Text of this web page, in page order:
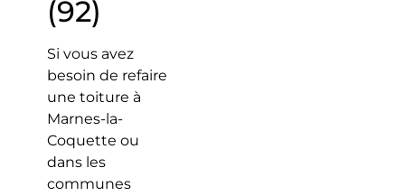
(92)
Si vous avez
besoin de refaire
une toiture à
Marnes-la-
Coquette ou
dans les
communes